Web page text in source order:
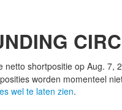
netto shortpositie op Aug. 7,
worden momenteel
wel te laten zien.